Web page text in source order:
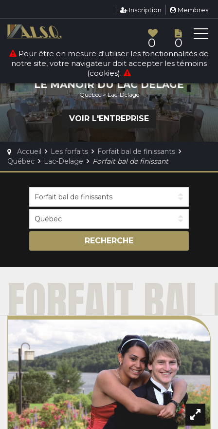
Inscription Membres
0 0
Pour être en mesure d'utiliser les fonctionnalités de
notre site, votre navigateur doit accepter les témoins
(cookies).
FORFAIT BAL DE FINISSANTS
LE MANOIR DU LAC DELAGE
Québec > Lac-Delage
VOIR L'ENTREPRISE
Accueil Les forfaits
Forfait bal de finissants
Québec
Lac-Delage Forfait bal de finissant
RECHERCHE
FORFAIT